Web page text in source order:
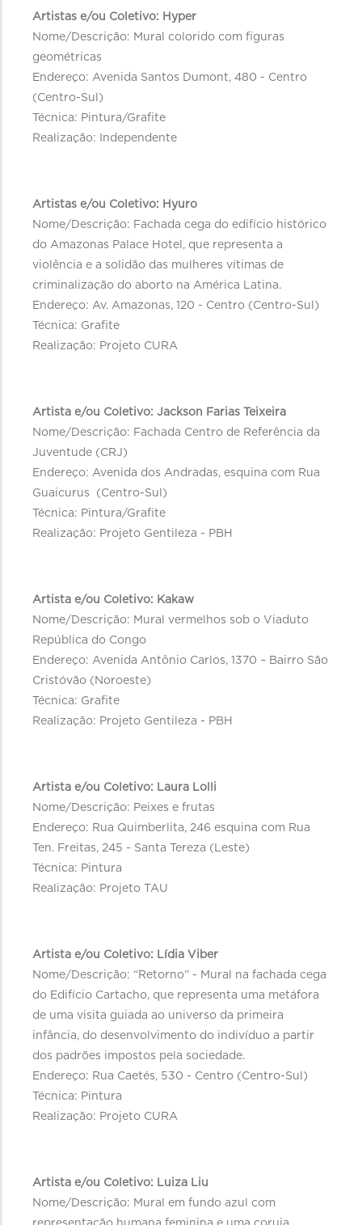
Artistas e/ou Coletivo: Hyper
Nome/Descrição: Mural colorido com figuras
geométricas
Endereço: Avenida Santos Dumont, 480 - Centro
(Centro-Sul)
Técnica: Pintura/Grafite
Realização: Independente
Artistas e/ou Coletivo: Hyuro
Nome/Descrição: Fachada cega do edifício histórico
do Amazonas Palace Hotel, que representa a
violência e a solidão das mulheres vítimas de
criminalização do aborto na América Latina.
Endereço: Av. Amazonas, 120 - Centro (Centro-Sul)
Técnica: Grafite
Realização: Projeto CURA
Artista e/ou Coletivo: Jackson Farias Teixeira
Nome/Descrição: Fachada Centro de Referência da
Juventude (CRJ)
Endereço: Avenida dos Andradas, esquina com Rua
Guaicurus (Centro-Sul)
Técnica: Pintura/Grafite
Realização: Projeto Gentileza - PBH
Artista e/ou Coletivo: Kakaw
Nome/Descrição: Mural vermelhos sob o Viaduto
República do Congo
Endereço: Avenida Antônio Carlos, 1370 – Bairro São
Cristóvão (Noroeste)
Técnica: Grafite
Realização: Projeto Gentileza - PBH
Artista e/ou Coletivo: Laura Lolli
Nome/Descrição: Peixes e frutas
Endereço: Rua Quimberlita, 246 esquina com Rua
Ten. Freitas, 245 - Santa Tereza (Leste)
Técnica: Pintura
Realização: Projeto TAU
Artista e/ou Coletivo: Lídia Viber
Nome/Descrição: “Retorno” - Mural na fachada cega
do Edifício Cartacho, que representa uma metáfora
de uma visita guiada ao universo da primeira
infância, do desenvolvimento do indivíduo a partir
dos padrões impostos pela sociedade.
Endereço: Rua Caetés, 530 - Centro (Centro-Sul)
Técnica: Pintura
Realização: Projeto CURA
Artista e/ou Coletivo: Luiza Liu
Nome/Descrição: Mural em fundo azul com